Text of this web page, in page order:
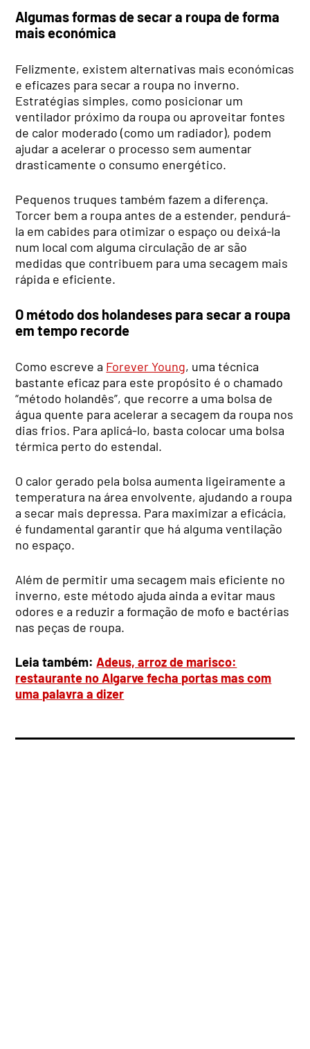
Algumas formas de secar a roupa de forma
mais económica
Felizmente, existem alternativas mais económicas
e eficazes para secar a roupa no inverno.
Estratégias simples, como posicionar um
ventilador próximo da roupa ou aproveitar fontes
de calor moderado (como um radiador), podem
ajudar a acelerar o processo sem aumentar
drasticamente o consumo energético.
Pequenos truques também fazem a diferença.
Torcer bem a roupa antes de a estender, pendurá-
la em cabides para otimizar o espaço ou deixá-la
num local com alguma circulação de ar são
medidas que contribuem para uma secagem mais
rápida e eficiente.
O método dos holandeses para secar a roupa
em tempo recorde
Como escreve a Forever Young, uma técnica
bastante eficaz para este propósito é o chamado
“método holandês”, que recorre a uma bolsa de
água quente para acelerar a secagem da roupa nos
dias frios. Para aplicá-lo, basta colocar uma bolsa
térmica perto do estendal.
O calor gerado pela bolsa aumenta ligeiramente a
temperatura na área envolvente, ajudando a roupa
a secar mais depressa. Para maximizar a eficácia,
é fundamental garantir que há alguma ventilação
no espaço.
Além de permitir uma secagem mais eficiente no
inverno, este método ajuda ainda a evitar maus
odores e a reduzir a formação de mofo e bactérias
nas peças de roupa.
Leia também:Adeus, arroz de marisco:
restaurante no Algarve fecha portas mas com
uma palavra a dizer